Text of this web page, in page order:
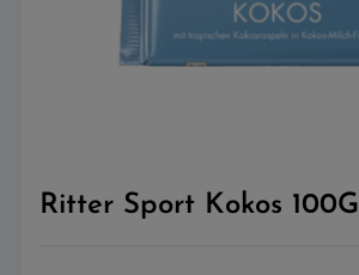
Ritter Sport Kokos 100G